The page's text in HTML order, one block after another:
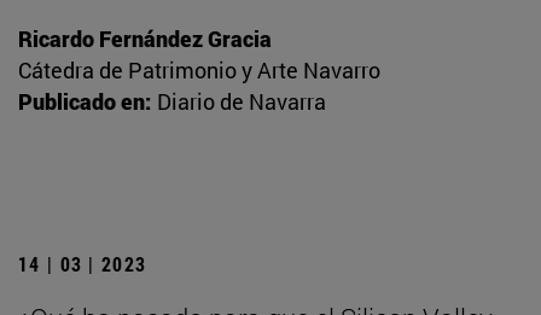
Ricardo Fernández Gracia
Cátedra de Patrimonio y Arte Navarro
Publicado en: Diario de Navarra
14 | 03 | 2023